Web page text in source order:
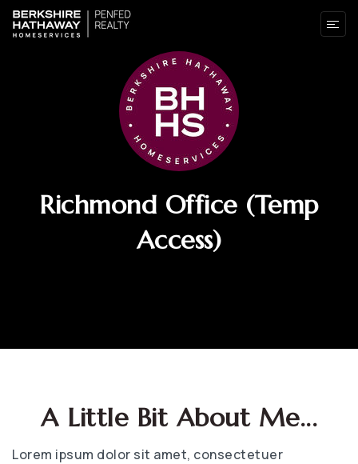
Richmond Office (temp
Access)
A Little Bit About Me...
Lorem ipsum dolor sit amet, consectetuer